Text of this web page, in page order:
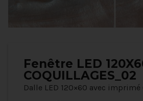
Fenêtre LED
COQUILLAGES_02
Dalle LED 120×60 avec imprimé